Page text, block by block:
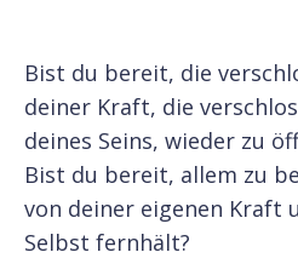
Bist du bereit, die
deiner Kraft, die
deines Seins, wieder zu
Bist du bereit, allem zu
von deiner eigenen Kraft
Selbst fernhält?